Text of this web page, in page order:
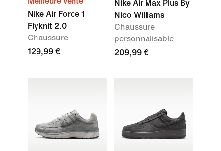
Nike Air Force 1
Flyknit 2.0
Chaussure
129,99 €
Nike Air Max Plus By
Nico Williams
Chaussure
personnalisable
209,99 €